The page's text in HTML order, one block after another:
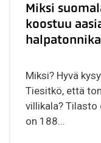
Miksi
koostuu
Miksi? Hyvä
Tiesitkö, että
villikala?
on 188...